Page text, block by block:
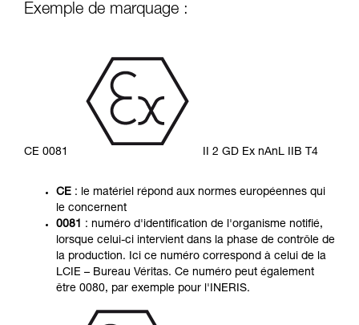
Exemple de marquage :
CE 0081 II 2 GD Ex nAnL IIB T4
CE : le matériel répond aux normes européennes qui
le concernent
0081 : numéro d'identification de l'organisme notifié,
lorsque celui-ci intervient dans la phase de contrôle de
la production. Ici ce numéro correspond à celui de la
LCIE – Bureau Véritas. Ce numéro peut également
être 0080, par exemple pour l'INERIS.